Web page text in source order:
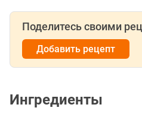
Поделитесь своими
Добавить рецепт
Ингредиенты